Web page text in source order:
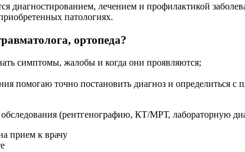
диагностированием, лечением и профилактикой
патологиях.
ортопеда?
симптомы, жалобы и когда они проявляются;
помогаю точно постановить диагноз и определиться с
(рентгенографию, КТ/МРТ, лабораторную
прием к врачу